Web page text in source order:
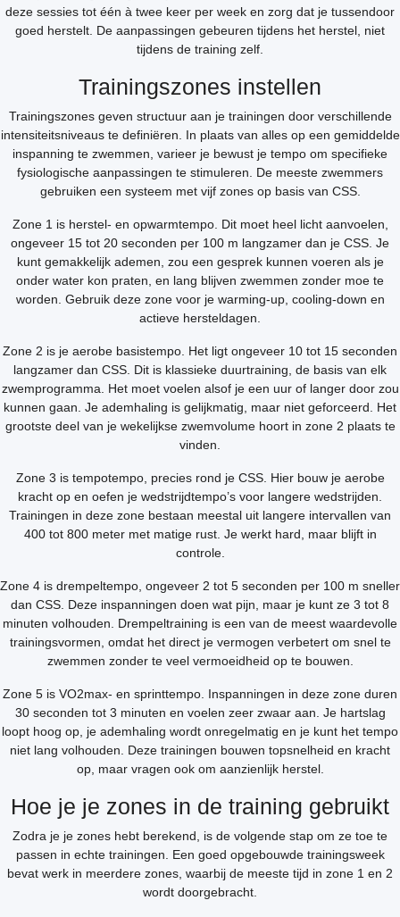
deze sessies tot één à twee keer per week en zorg dat je tussendoor
goed herstelt. De aanpassingen gebeuren tijdens het herstel, niet
tijdens de training zelf.
Trainingszones instellen
Trainingszones geven structuur aan je trainingen door verschillende
intensiteitsniveaus te definiëren. In plaats van alles op een gemiddelde
inspanning te zwemmen, varieer je bewust je tempo om specifieke
fysiologische aanpassingen te stimuleren. De meeste zwemmers
gebruiken een systeem met vijf zones op basis van CSS.
Zone 1 is herstel- en opwarmtempo. Dit moet heel licht aanvoelen,
ongeveer 15 tot 20 seconden per 100 m langzamer dan je CSS. Je
kunt gemakkelijk ademen, zou een gesprek kunnen voeren als je
onder water kon praten, en lang blijven zwemmen zonder moe te
worden. Gebruik deze zone voor je warming-up, cooling-down en
actieve hersteldagen.
Zone 2 is je aerobe basistempo. Het ligt ongeveer 10 tot 15 seconden
langzamer dan CSS. Dit is klassieke duurtraining, de basis van elk
zwemprogramma. Het moet voelen alsof je een uur of langer door zou
kunnen gaan. Je ademhaling is gelijkmatig, maar niet geforceerd. Het
grootste deel van je wekelijkse zwemvolume hoort in zone 2 plaats te
vinden.
Zone 3 is tempotempo, precies rond je CSS. Hier bouw je aerobe
kracht op en oefen je wedstrijdtempo’s voor langere wedstrijden.
Trainingen in deze zone bestaan meestal uit langere intervallen van
400 tot 800 meter met matige rust. Je werkt hard, maar blijft in
controle.
Zone 4 is drempeltempo, ongeveer 2 tot 5 seconden per 100 m sneller
dan CSS. Deze inspanningen doen wat pijn, maar je kunt ze 3 tot 8
minuten volhouden. Drempeltraining is een van de meest waardevolle
trainingsvormen, omdat het direct je vermogen verbetert om snel te
zwemmen zonder te veel vermoeidheid op te bouwen.
Zone 5 is VO2max- en sprinttempo. Inspanningen in deze zone duren
30 seconden tot 3 minuten en voelen zeer zwaar aan. Je hartslag
loopt hoog op, je ademhaling wordt onregelmatig en je kunt het tempo
niet lang volhouden. Deze trainingen bouwen topsnelheid en kracht
op, maar vragen ook om aanzienlijk herstel.
Hoe je je zones in de training gebruikt
Zodra je je zones hebt berekend, is de volgende stap om ze toe te
passen in echte trainingen. Een goed opgebouwde trainingsweek
bevat werk in meerdere zones, waarbij de meeste tijd in zone 1 en 2
wordt doorgebracht.